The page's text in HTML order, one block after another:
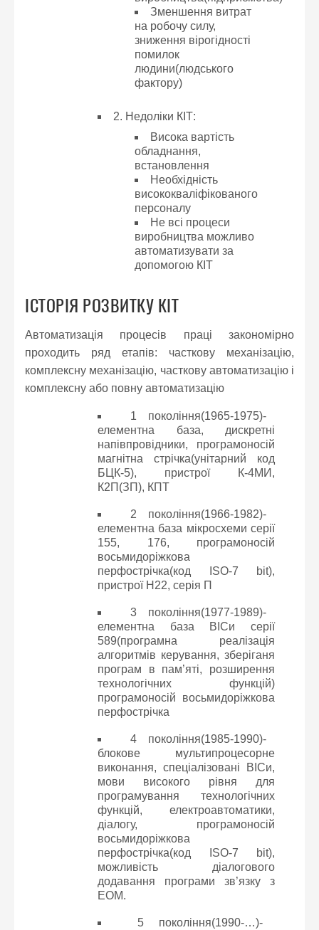
Зменшення витрат
на робочу силу,
зниження вірогідності
помилок
людини(людського
фактору)
2. Недоліки КІТ:
Висока вартість
обладнання,
встановлення
Необхідність
висококваліфікованого
персоналу
Не всі процеси
виробництва можливо
автоматизувати за
допомогою КІТ
ІСТОРІЯ РОЗВИТКУ КІТ
Автоматизація процесів праці закономірно
проходить ряд етапів: часткову механізацію,
комплексну механізацію, часткову автоматизацію і
комплексну або повну автоматизацію
1 покоління(1965-1975)-
елементна база, дискретні
напівпровідники, програмоносій
магнітна стрічка(унітарний код
БЦК-5), пристрої К-4МИ,
К2П(ЗП), КПТ
2 покоління(1966-1982)-
елементна база мікросхеми серії
155, 176, програмоносій
восьмидоріжкова
перфострічка(код ISO-7 bit),
пристрої Н22, серія П
3 покоління(1977-1989)-
елементна база ВІСи серії
589(програмна реалізація
алгоритмів керування, зберіганя
програм в пам’яті, розширення
технологічних функцій)
програмоносій восьмидоріжкова
перфострічка
4 покоління(1985-1990)-
блокове мультипроцесорне
виконання, спеціалізовані ВІСи,
мови високого рівня для
програмування технологічних
функцій, електроавтоматики,
діалогу, програмоносій
восьмидоріжкова
перфострічка(код ISO-7 bit),
можливість діалогового
додавання програми зв’язку з
ЕОМ.
5 покоління(1990-…)-